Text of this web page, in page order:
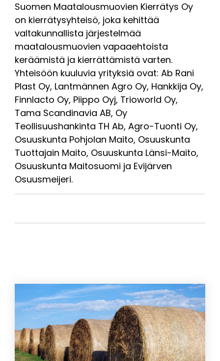
Suomen Maatalousmuovien Kierrätys Oy
on kierrätysyhteisö, joka kehittää
valtakunnallista järjestelmää
maatalousmuovien vapaaehtoista
keräämistä ja kierrättämistä varten.
Yhteisöön kuuluvia yrityksiä ovat: Ab Rani
Plast Oy, Lantmännen Agro Oy, Hankkija Oy,
Finnlacto Oy, Piippo Oyj, Trioworld Oy,
Tama Scandinavia AB, Oy
Teollisuushankinta TH Ab, Agro-Tuonti Oy,
Osuuskunta Pohjolan Maito, Osuuskunta
Tuottajain Maito, Osuuskunta Länsi-Maito,
Osuuskunta Maitosuomi ja Evijärven
Osuusmeijeri.